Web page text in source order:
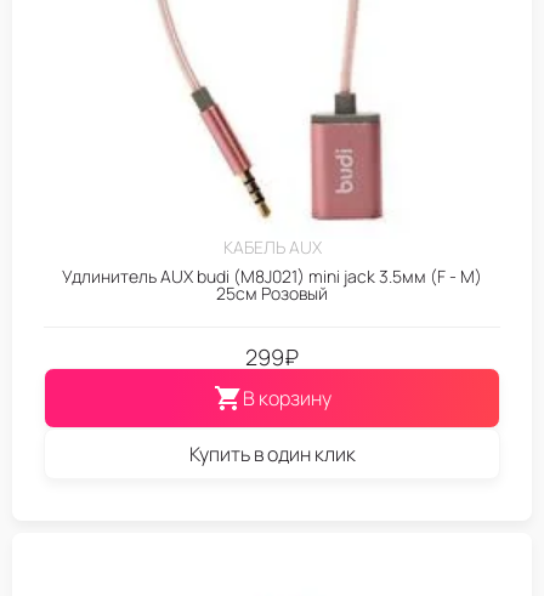
КАБЕЛЬ AUX
Удлинитель AUX budi (M8J021) mini jack 3.5мм (F - M)
25см Розовый
299₽
В корзину
Купить в один клик